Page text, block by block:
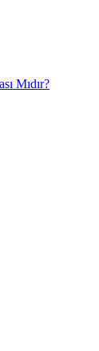
Mıdır?